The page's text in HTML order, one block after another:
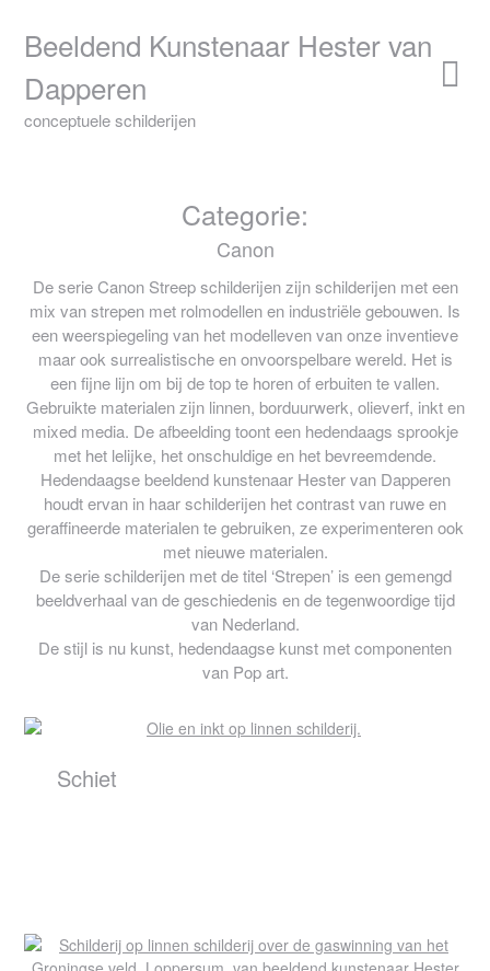
contentBeeldend Kunstenaar Hester van
Dapperen
conceptuele schilderijen
Categorie:
Canon
De serie Canon Streep schilderijen zijn schilderijen met een
mix van strepen met rolmodellen en industriële gebouwen. Is
een weerspiegeling van het modelleven van onze inventieve
maar ook surrealistische en onvoorspelbare wereld. Het is
een fijne lijn om bij de top te horen of erbuiten te vallen.
Gebruikte materialen zijn linnen, borduurwerk, olieverf, inkt en
mixed media. De afbeelding toont een hedendaags sprookje
met het lelijke, het onschuldige en het bevreemdende.
Hedendaagse beeldend kunstenaar Hester van Dapperen
houdt ervan in haar schilderijen het contrast van ruwe en
geraffineerde materialen te gebruiken, ze experimenteren ook
met nieuwe materialen.
De serie schilderijen met de titel ‘Strepen’ is een gemengd
beeldverhaal van de geschiedenis en de tegenwoordige tijd
van Nederland.
De stijl is nu kunst, hedendaagse kunst met componenten
van Pop art.
Schiet